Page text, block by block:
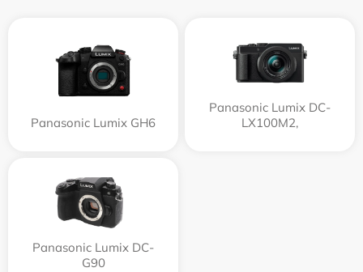
Panasonic Lumix GH6
Panasonic Lumix DC-
LX100M2,
Panasonic Lumix DC-
G90